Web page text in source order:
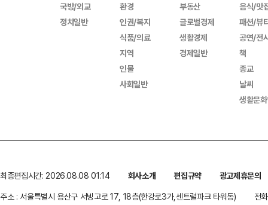
국방/외교
정치일반
환경
인권/복지
식품/의료
지역
인물
사회일반
부동산
글로벌경제
생활경제
경제일반
음식/맛
패션/뷰
공연/전
책
종교
날씨
생활문
최종편집시간: 2026.08.08 01:14 회사소개 편집규약
광고제휴문의
주소 : 서울특별시 용산구 서빙고로 17, 18층(한강로3가,센트럴파크 타워동)
전